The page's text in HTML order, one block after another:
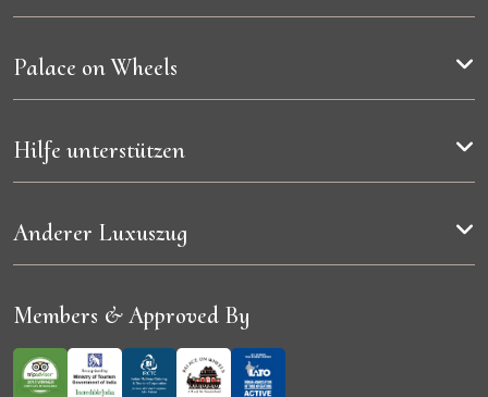
Palace on Wheels
Hilfe unterstützen
Anderer Luxuszug
Members & Approved By